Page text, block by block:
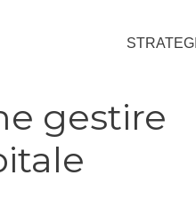
gestire